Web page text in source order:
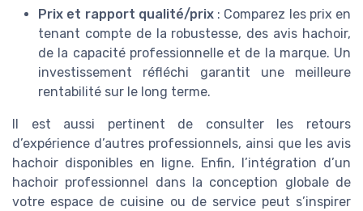
Prix et rapport qualité/prix: Comparez les prix en
tenant compte de la robustesse, des avis hachoir,
de la capacité professionnelle et de la marque. Un
investissement réfléchi garantit une meilleure
rentabilité sur le long terme.
Il est aussi pertinent de consulter les retours
d’expérience d’autres professionnels, ainsi que les avis
hachoir disponibles en ligne. Enfin, l’intégration d’un
hachoir professionnel dans la conception globale de
votre espace de cuisine ou de service peut s’inspirer